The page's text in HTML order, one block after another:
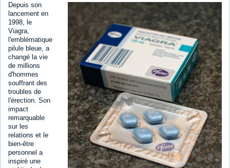
Depuis son
lancement en
1998, le
Viagra,
l'emblématique
pilule bleue, a
changé la vie
de millions
d'hommes
souffrant des
troubles de
l'érection. Son
impact
remarquable
sur les
relations et le
bien-être
personnel a
inspiré une